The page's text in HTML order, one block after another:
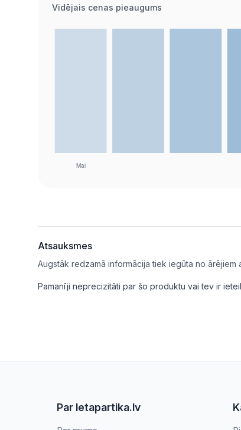
Vidējais cenas pieaugums
Atsauksmes
Augstāk redzamā informācija tiek iegūta no
Pamanīji neprecizitāti par šo produktu vai tev ir
Par letapartika.lv